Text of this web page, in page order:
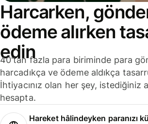
Harcarken,
ödeme alırken
edin
40'tan fazla para biriminde para
harcadıkça ve ödeme aldıkça
İhtiyacınız olan her şey, istediğiniz
hesapta.
Hareket hâlindeyken paranızı